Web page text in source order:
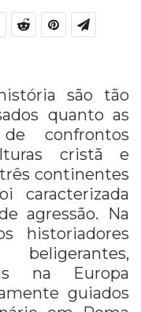
são tão
​​quanto as
confrontos
cristã e
continentes
caracterizada
agressão. Na
historiadores
na Europa
guiados